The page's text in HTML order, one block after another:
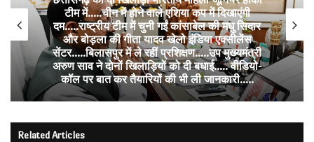
टीम में…..चीन में होने वाले एशिया कप में दिखाएंगी
दम…..राष्ट्रीय टीम में चुनी गईं कांसाबेल की मधु सिदार
और बोड़ला की गीता यादव खेलो इंडिया एक्सीलेंस
सेंटर…..बिलासपुर में ले रहीं प्रशिक्षण…..उप मुख्यमंत्री
अरुण साव ने दोनों खिलाड़ियों को दी बधाई….. वीडियो-
कॉल पर बात कर तैयारियों की भी ली जानकारी…..
Related Articles